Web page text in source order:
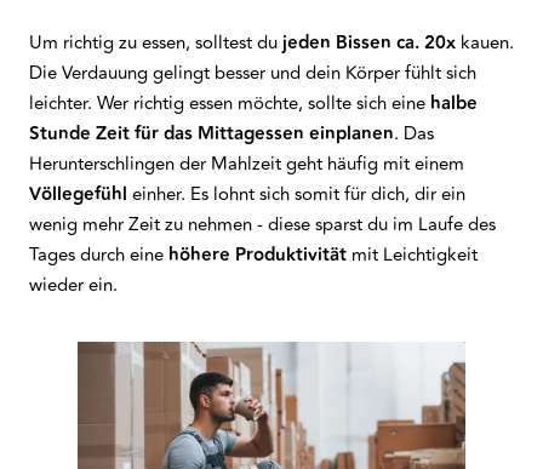
Um richtig zu essen, solltest du jeden Bissen ca. 20x kauen.
Die Verdauung gelingt besser und dein Körper fühlt sich
leichter. Wer richtig essen möchte, sollte sich eine halbe
Stunde Zeit für das Mittagessen einplanen. Das
Herunterschlingen der Mahlzeit geht häufig mit einem
Völlegefühl einher. Es lohnt sich somit für dich, dir ein
wenig mehr Zeit zu nehmen - diese sparst du im Laufe des
Tages durch eine höhere Produktivität mit Leichtigkeit
wieder ein.